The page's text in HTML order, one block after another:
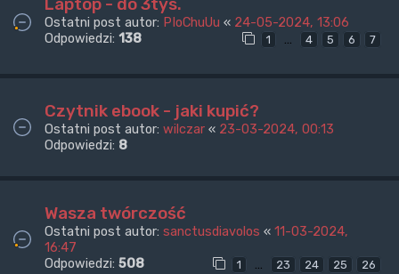
Laptop - do 3tys.
Ostatni post autor: PIoChuUu « 24-05-2024, 13:06
Odpowiedzi: 138 1 … 4 5 6 7
Czytnik ebook - jaki kupić?
Ostatni post autor: wilczar « 23-03-2024, 00:13
Odpowiedzi: 8
Wasza twórczość
Ostatni post autor: sanctusdiavolos « 11-03-2024,
16:47
Odpowiedzi: 508 1 … 23 24 25 26